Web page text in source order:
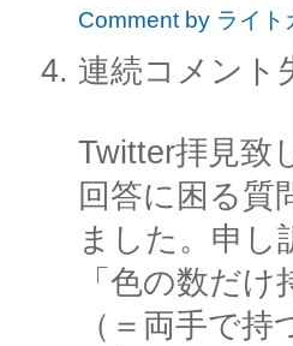
Comment by ライ
連続コメント
Twitter拝見致
回答に困る
ました。申し
「色の数だ
（＝両手で